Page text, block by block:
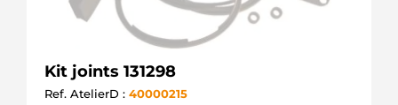
Kit joints 131298
Ref. AtelierD : 40000215